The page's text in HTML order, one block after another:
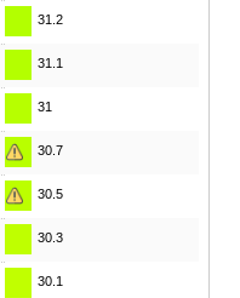
31.2
31.1
31
30.7
30.5
30.3
30.1